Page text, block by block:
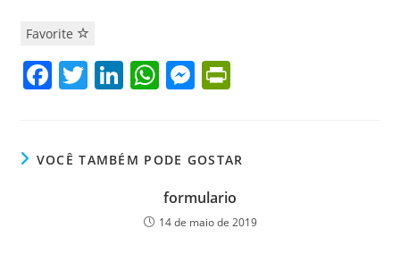
Favorite
F
e
T
er
Li
e
W
s
A
p
M
e
n
g
ri
e
n
VOCÊ TAMBÉM PODE GOSTAR
formulario
14 de maio de 2019